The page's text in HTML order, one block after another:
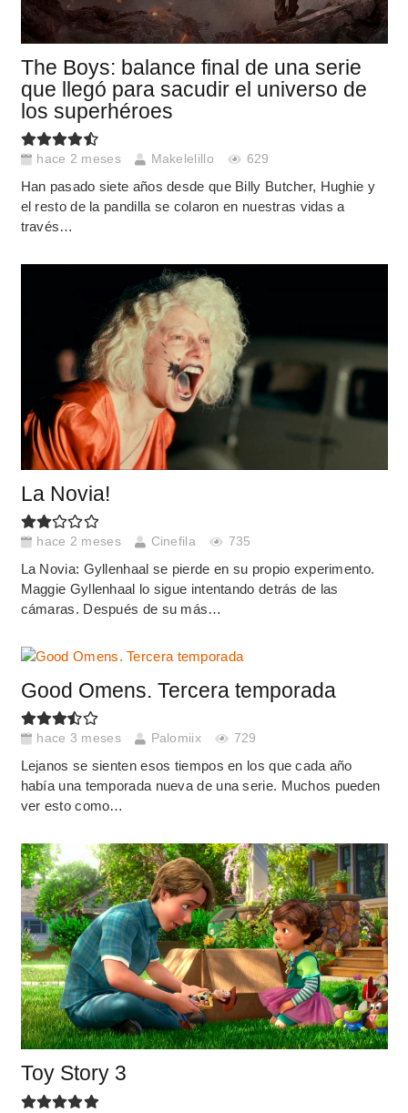
The Boys: balance final de una serie
que llegó para sacudir el universo de
los superhéroes
hace 2 meses Makelelillo 629
Han pasado siete años desde que Billy Butcher, Hughie y
el resto de la pandilla se colaron en nuestras vidas a
través…
La Novia!
hace 2 meses Cinefila 735
La Novia: Gyllenhaal se pierde en su propio experimento.
Maggie Gyllenhaal lo sigue intentando detrás de las
cámaras. Después de su más…
Good Omens. Tercera temporada
hace 3 meses Palomiix 729
Lejanos se sienten esos tiempos en los que cada año
había una temporada nueva de una serie. Muchos pueden
ver esto como…
Toy Story 3